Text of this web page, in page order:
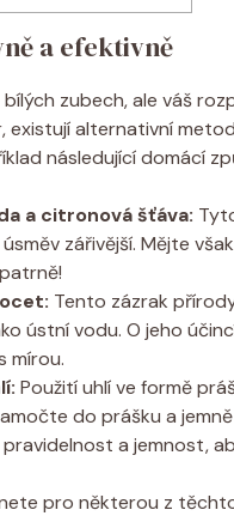
a efektivně
zubech, ale váš
existují alternativní
následující domácí
a citronová šťáva:
zářivější. Mějte
Tento zázrak
ústní vodu. O jeho
mírou.
Použití uhlí ve formě
do prášku a
a jemnost,
pro některou z